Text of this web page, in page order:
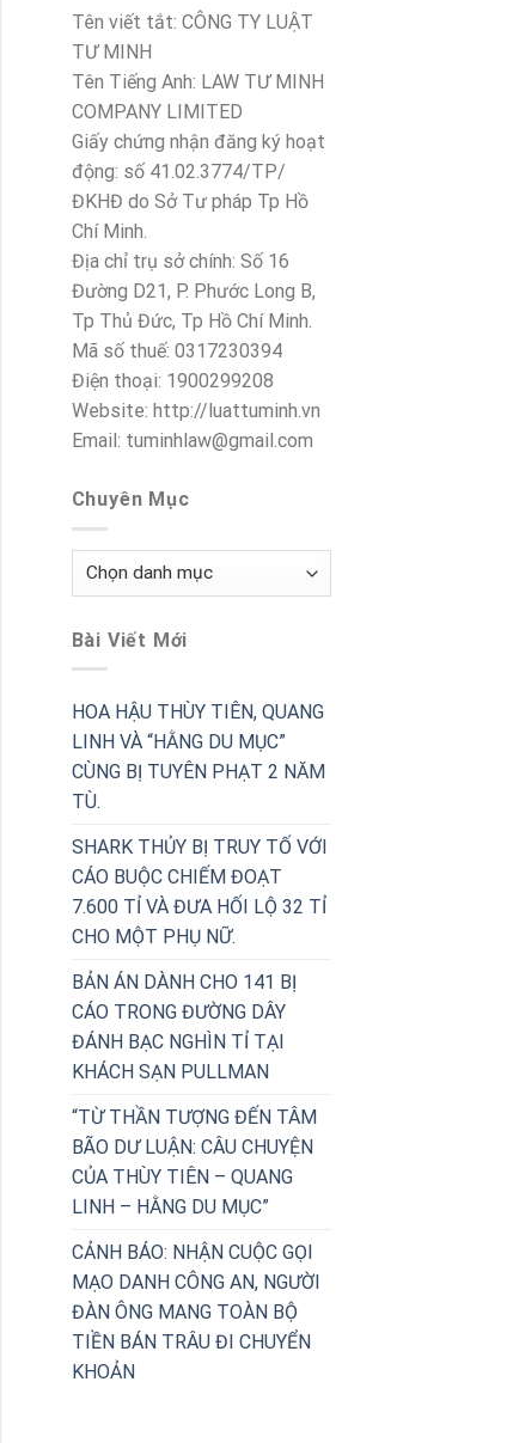
Tên viết tắt: CÔNG TY LUẬT
TƯ MINH
Tên Tiếng Anh: LAW TƯ MINH
COMPANY LIMITED
Giấy chứng nhận đăng ký hoạt
động: số 41.02.3774/TP/
ĐKHĐ do Sở Tư pháp Tp Hồ
Chí Minh.
Địa chỉ trụ sở chính: Số 16
Đường D21, P. Phước Long B,
Tp Thủ Đức, Tp Hồ Chí Minh.
Mã số thuế: 0317230394
Điện thoại: 1900299208
Website: http://luattuminh.vn
Email: tuminhlaw@gmail.com
Chuyên Mục
Chuyên
Bài Viết Mới
HOA HẬU THÙY TIÊN, QUANG
LINH VÀ “HẰNG DU MỤC”
CÙNG BỊ TUYÊN PHẠT 2 NĂM
TÙ.
SHARK THỦY BỊ TRUY TỐ VỚI
CÁO BUỘC CHIẾM ĐOẠT
7.600 TỈ VÀ ĐƯA HỐI LỘ 32 TỈ
CHO MỘT PHỤ NỮ.
BẢN ÁN DÀNH CHO 141 BỊ
CÁO TRONG ĐƯỜNG DÂY
ĐÁNH BẠC NGHÌN TỈ TẠI
KHÁCH SẠN PULLMAN
“TỪ THẦN TƯỢNG ĐẾN TÂM
BÃO DƯ LUẬN: CÂU CHUYỆN
CỦA THÙY TIÊN – QUANG
LINH – HẰNG DU MỤC”
CẢNH BÁO: NHẬN CUỘC GỌI
MẠO DANH CÔNG AN, NGƯỜI
ĐÀN ÔNG MANG TOÀN BỘ
TIỀN BÁN TRÂU ĐI CHUYỂN
KHOẢN